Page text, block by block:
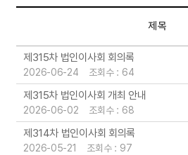
제목
제315차 법인이사회 회의록
2026-06-24 조회수 : 64
제315차 법인이사회 개최 안내
2026-06-02 조회수 : 68
제314차 법인이사회 회의록
2026-05-21 조회수 : 97